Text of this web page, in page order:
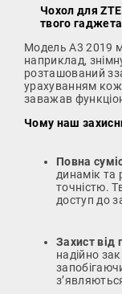
Чохол для
твого гаджета
Модель A3 2019
наприклад,
розташований
урахуванням
заважав
Чому наш
Повна
динамік та
точністю.
доступ до
Захист від
надійно